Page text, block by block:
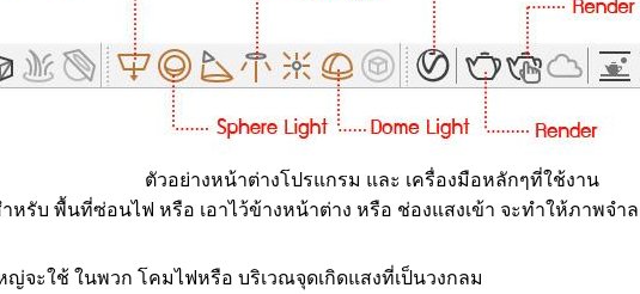
ตัวอย่างหน้าต่างโปรแกรม และ เครื่องมือหลักๆที่ใช้งาน
หรับ พื้นที่ซ่อนไฟ หรือ เอาไว้ข้างหน้าต่าง หรือ ช่องแสงเข้า จะทำให้ภาพจำ
จะใช้ ในพวก โคมไฟหรือ บริเวณจุดเกิดแสงที่เป็นวงกลม